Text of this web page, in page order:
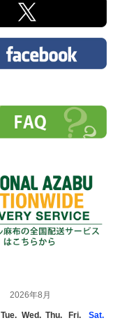
2026年8月
Tue. Wed. Thu. Fri.
Sat.